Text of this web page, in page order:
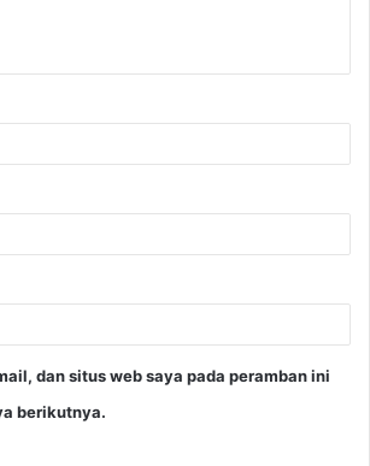
dan situs web saya pada peramban ini
berikutnya.